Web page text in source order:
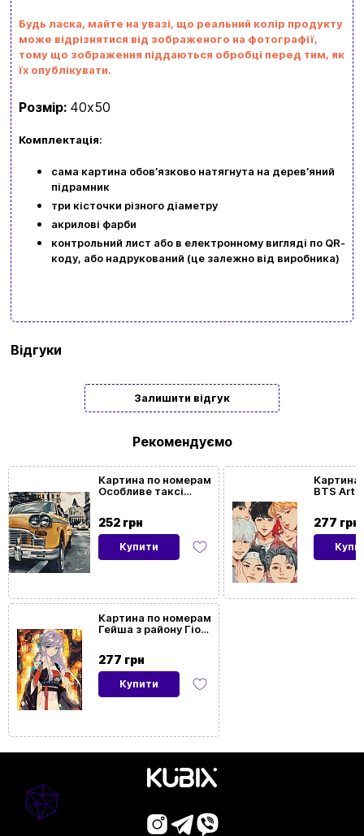
Будь ласка, майте на увазі, що реальний колір продукту
може відрізнятися від зображеного на фотографії,
тому що зображення піддаються обробці перед тим, як
їх опублікувати.
Розмір: 40х50
Комплектація:
сама картина обовʼязково натягнута на деревʼяний
підрамник
три кісточки різного діаметру
акрилові фарби
контрольний лист або в електронному вигляді по QR-
коду, або надрукований (це залежно від виробника)
Розмір
картини
40x50
Орієнтація
картини
Вертикальна
підрамнику
Так
Відгуки
Залишити відгук
Рекомендуємо
252 грн
Картина по номерам
Особливе таксі
Купити
277 грн
Картина по номерам
Гейша з району Гіон
Купити
277 грн
Картина
BTS Art
kubix.boardgames@gmail.com